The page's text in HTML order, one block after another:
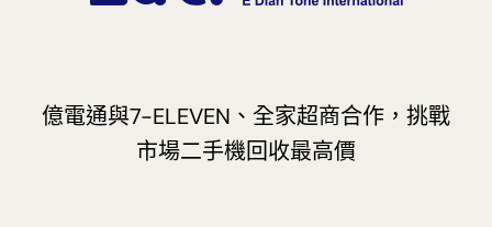
億電通與7-ELEVEN、全家超商合作，挑戰
市場二手機回收最高價